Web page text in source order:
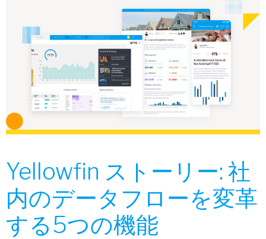
Yellowfin ストーリー: 社
内のデータフローを変革
する5つの機能